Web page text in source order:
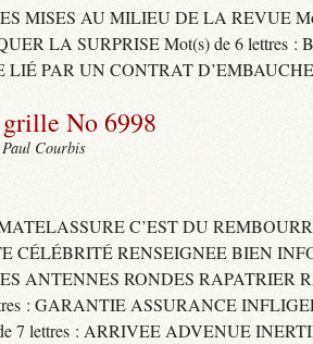
MISES AU MILIEU DE LA REVUE
LA SURPRISE Mot(s) de 6 lettres :
LIÉ PAR UN CONTRAT
No 6998
Courbis
C’EST DU
CÉLÉBRITÉ RENSEIGNEE BIEN
ANTENNES RONDES RAPATRIER
: GARANTIE ASSURANCE
7 lettres : ARRIVEE ADVENUE